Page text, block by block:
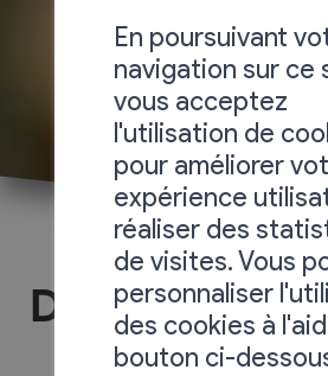
DARE
En poursuivant
navigation sur ce
vous acceptez
l'utilisation de
pour améliorer
expérience
réaliser des
de visites. Vous
personnaliser
des cookies à
bouton ci-